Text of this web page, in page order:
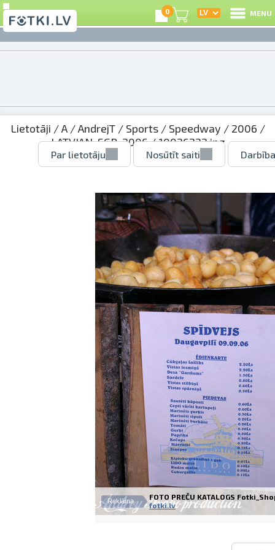
0 MENU
Lietotāji /A/AndrejT/ Sports/ Speedway / 2006 /
LATVIAN_SGP_2006/ 10026222.jpg
Par lietotāju Nosūtīt saiti
Reklāma
FOTO PREČU KATALOGS
fotki.lv